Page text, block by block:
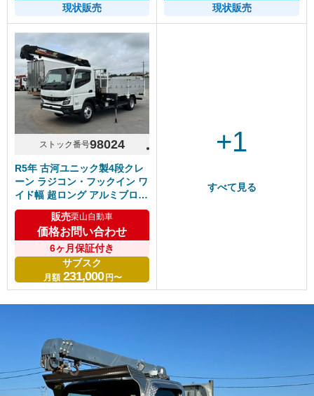
現状販売 現状販売
ストック番号98024
R5年 古河ユニック製4段クレ
ーン ラジコン・フックイン ワ
イド幅 超ロング アルミブロッ
ク 5方開2段80アオリ 5速マニ
ュアル ふそうキャンター R9
年3月まで車検付き
販売栗山自動車
価格お問い合わせ
6ヶ月保証付き
サブスク
月額 231,000円〜
+1
すべて見る